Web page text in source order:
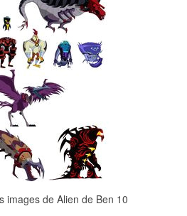
images de Alien de Ben 10